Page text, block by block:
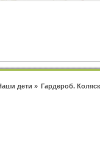
дети » Гардероб.